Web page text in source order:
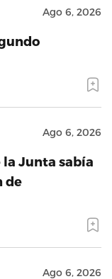
Ago 6, 2026
Ago 6, 2026
Junta sabía
de
Ago 6, 2026